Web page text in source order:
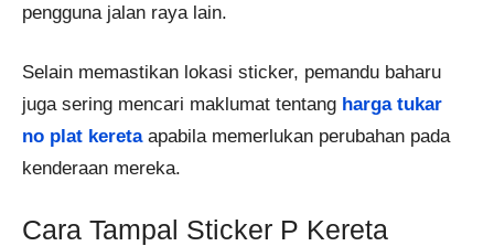
pengguna jalan raya lain.
Selain memastikan lokasi sticker, pemandu baharu
juga sering mencari maklumat tentang harga tukar
no plat keretaapabila memerlukan perubahan pada
kenderaan mereka.
Cara Tampal Sticker P Kereta